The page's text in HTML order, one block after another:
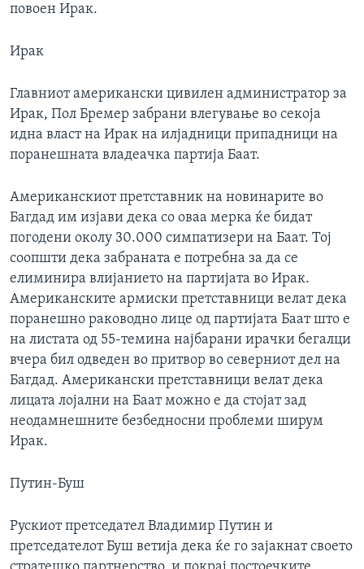
повоен Ирак.
Ирак
Главниот американски цивилен администратор за
Ирак, Пол Бремер забрани влегување во секоја
идна власт на Ирак на илјадници припадници на
поранешната владеачка партија Баат.
Американскиот претставник на новинарите во
Багдад им изјави дека со оваа мерка ќе бидат
погодени околу 30.000 симпатизери на Баат. Тој
соопшти дека забраната е потребна за да се
елиминира влијанието на партијата во Ирак.
Американските армиски претставници велат дека
поранешно раководно лице од партијата Баат што е
на листата од 55-темина најбарани ирачки бегалци
вчера бил одведен во притвор во северниот дел на
Багдад. Американски претставници велат дека
лицата лојални на Баат можно е да стојат зад
неодамнешните безбедносни проблеми ширум
Ирак.
Путин-Буш
Рускиот претседател Владимир Путин и
претседателот Буш ветија дека ќе го зајакнат своето